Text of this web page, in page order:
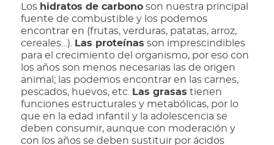
Los hidratos de carbono son nuestra principal
fuente de combustible y los podemos
encontrar en (frutas, verduras, patatas, arroz,
cereales…). Las proteínas son imprescindibles
para el crecimiento del organismo, por eso con
los años son menos necesarias las de origen
animal; las podemos encontrar en las carnes,
pescados, huevos, etc. Las grasas tienen
funciones estructurales y metabólicas, por lo
que en la edad infantil y la adolescencia se
deben consumir, aunque con moderación y
con los años se deben sustituir por ácidos